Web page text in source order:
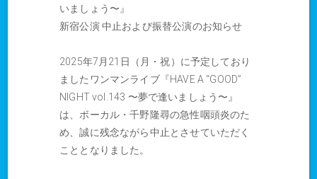
いましょう〜』
新宿公演 中止および振替公演のお知らせ
2025年7月21日（月・祝）に予定しており
ましたワンマンライブ『HAVE A “GOOD”
NIGHT vol.143 〜夢で逢いましょう〜』
は、ボーカル・千野隆尋の急性咽頭炎のた
め、誠に残念ながら中止とさせていただく
こととなりました。